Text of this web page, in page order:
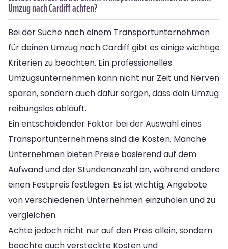
Umzug nach Cardiff achten?
Bei der Suche nach einem Transportunternehmen
für deinen Umzug nach Cardiff gibt es einige wichtige
Kriterien zu beachten. Ein professionelles
Umzugsunternehmen kann nicht nur Zeit und Nerven
sparen, sondern auch dafür sorgen, dass dein Umzug
reibungslos abläuft.
Ein entscheidender Faktor bei der Auswahl eines
Transportunternehmens sind die Kosten. Manche
Unternehmen bieten Preise basierend auf dem
Aufwand und der Stundenanzahl an, während andere
einen Festpreis festlegen. Es ist wichtig, Angebote
von verschiedenen Unternehmen einzuholen und zu
vergleichen.
Achte jedoch nicht nur auf den Preis allein, sondern
beachte auch versteckte Kosten und